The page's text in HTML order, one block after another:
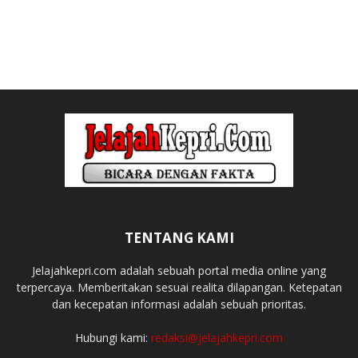
TENTANG KAMI
Jelajahkepri.com adalah sebuah portal media online yang
terpercaya. Memberitakan sesuai realita dilapangan. Ketepatan
dan kecepatan informasi adalah sebuah prioritas.
Hubungi kami: redaksi@jelajahkepri.com